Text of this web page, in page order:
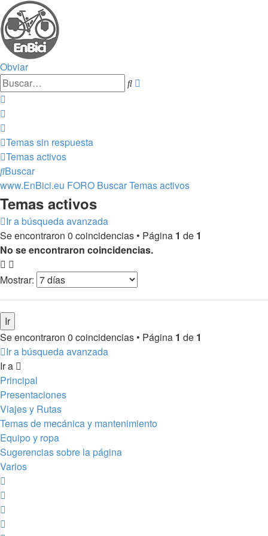
Obviar
Buscar
Temas sin respuesta
Temas activos
Buscar
www.EnBici.eu FORO BuscarTemas activos
Temas activos
Ir a búsqueda avanzada
Se encontraron 0 coincidencias • Página 1 de 1
No se encontraron coincidencias.
Mostrar:
Se encontraron 0 coincidencias • Página 1 de 1
Ir a búsqueda avanzada
Ir a
Principal
Presentaciones
Viajes y Rutas
Temas de mecánica y mantenimiento
Equipo y ropa
Sugerencias sobre la página
Varios